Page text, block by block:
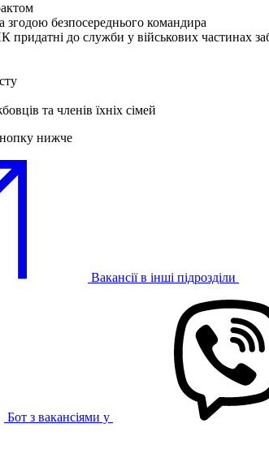
згодою безпосереднього командира
придатні до служби у військових
та членів їхніх сімей
нижче
Вакансії в інші підрозділи
Бот з вакансіями у